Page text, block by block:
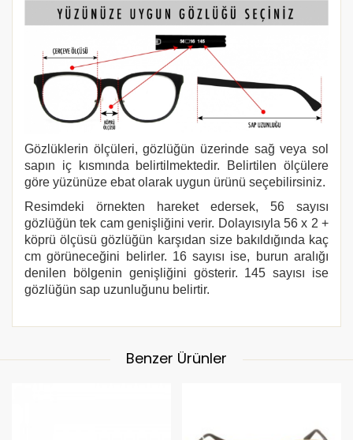
Gözlüklerin ölçüleri, gözlüğün üzerinde sağ veya sol
sapın iç kısmında belirtilmektedir. Belirtilen ölçülere
göre yüzünüze ebat olarak uygun ürünü seçebilirsiniz.
Resimdeki örnekten hareket edersek, 56 sayısı
gözlüğün tek cam genişliğini verir. Dolayısıyla 56 x 2 +
köprü ölçüsü gözlüğün karşıdan size bakıldığında kaç
cm görüneceğini belirler. 16 sayısı ise, burun aralığı
denilen bölgenin genişliğini gösterir. 145 sayısı ise
gözlüğün sap uzunluğunu belirtir.
Benzer Ürünler